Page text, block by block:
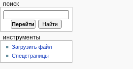
поиск
инструменты
Загрузить файл
Спецстраницы